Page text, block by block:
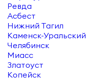
Ревда
Асбест
Нижний Тагил
Каменск-Уральский
Челябинск
Миасс
Златоуст
Копейск